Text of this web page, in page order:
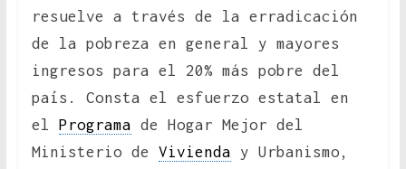
resuelve a través de la erradicación
de la pobreza en general y mayores
ingresos para el 20% más pobre del
país. Consta el esfuerzo estatal en
el Programa de Hogar Mejor del
Ministerio de Vivienda y Urbanismo,